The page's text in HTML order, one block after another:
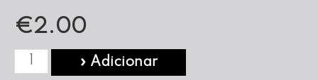
€2.00
Quantidade» Adicionar